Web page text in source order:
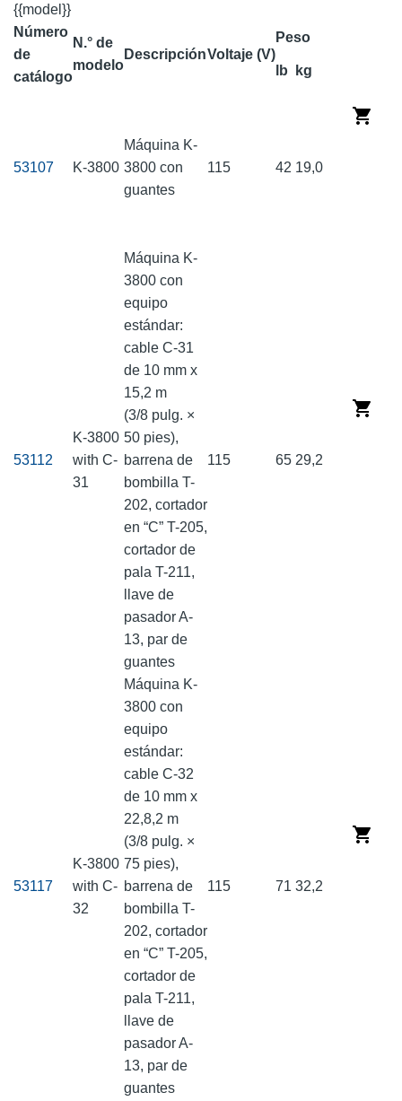
{{model}}
Número
de
catálogo
N.° de
modelo
DescripciónVoltaje (V)
Peso
lb kg
53107 K-3800
Máquina K-
3800 con
guantes
115 42 19,0
53112
K-3800
with C-
31
Máquina K-
3800 con
equipo
estándar:
cable C-31
de 10 mm x
15,2 m
(3/8 pulg. ×
50 pies),
barrena de
bombilla T-
202, cortador
en “C” T-205,
cortador de
pala T-211,
llave de
pasador A-
13, par de
guantes
115 65 29,2
53117
K-3800
with C-
32
Máquina K-
3800 con
equipo
estándar:
cable C-32
de 10 mm x
22,8,2 m
(3/8 pulg. ×
75 pies),
barrena de
bombilla T-
202, cortador
en “C” T-205,
cortador de
pala T-211,
llave de
pasador A-
13, par de
guantes
115 71 32,2